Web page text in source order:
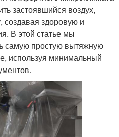
застоявшийся воздух,
создавая здоровую и
В этой статье мы
самую простую вытяжную
используя минимальный